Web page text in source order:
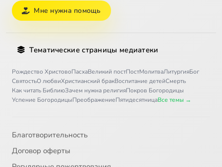
Мне нужна помощь
Тематические страницы медиатеки
Рождество ХристовоПасхаВеликий постПостМолитваЛитургияБог
СвятостьО любвиХристианский бракВоспитание детейСмерть
Как читать БиблиюЗачем нужна религияПокров Богородицы
Успение БогородицыПреображениеПятидесятницаВсе темы →
Благотворительность
Договор оферты